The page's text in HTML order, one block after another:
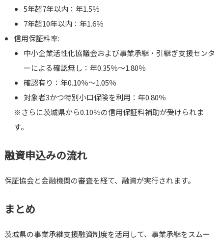
5年超7年以内：年1.5％
7年超10年以内：年1.6％
信用保証料率:
中小企業活性化協議会および事業承継・引継ぎ支援センタ
ーによる確認無し：年0.35％～1.80％
確認有り：年0.10％～1.05％
対象者3かつ特別小口保険を利用：年0.80％
※さらに茨城県から0.10％の信用保証料補助が受けられま
す。
融資申込みの流れ
保証協会と金融機関の審査を経て、融資が実行されます。
まとめ
茨城県の事業承継支援融資制度を活用して、事業承継をスムー